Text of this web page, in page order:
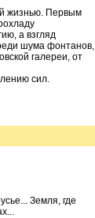
жизнью. Первым
а взгляд
шума фонтанов,
галереи, от
сил.
Земля, где